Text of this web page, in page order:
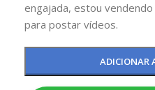
engajada, estou
para postar vídeos.
ADICIONAR